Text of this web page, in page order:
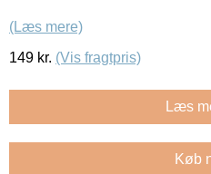
(Læs mere)
149 kr. (Vis fragtpris)
Læs
Køb